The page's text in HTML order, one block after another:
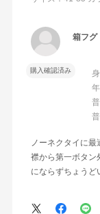
箱フグ
購入確認済み
ノーネクタイに最
襟から第一ボタン
にならずちょうど